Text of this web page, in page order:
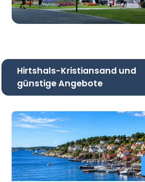
Hirtshals-Kristiansand und
günstige Angebote